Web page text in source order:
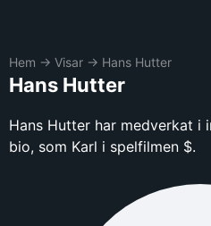
Hem → Visar → Hans Hutter
Hans Hutter
Hans Hutter har medverkat i
bio, som Karl i spelfilmen $.